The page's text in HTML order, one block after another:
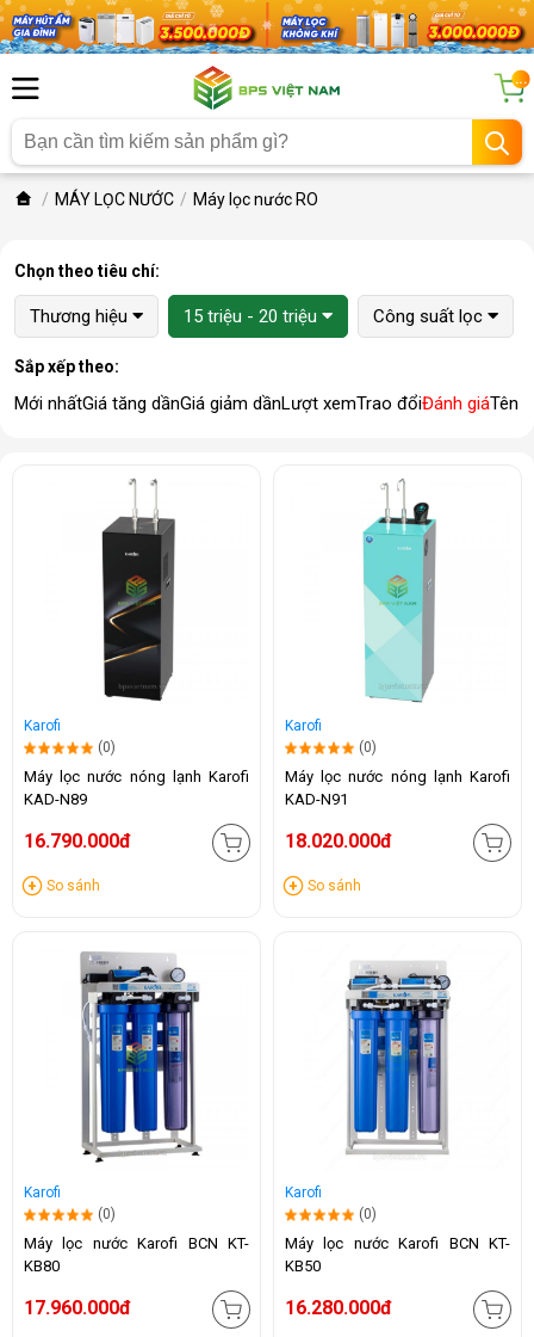
...
MÁY LỌC NƯỚC Máy lọc nước RO
Chọn theo tiêu chí:
Thương hiệu 15 triệu - 20 triệu Công suất lọc
Sắp xếp theo:
Mới nhấtGiá tăng dầnGiá giảm dầnLượt xemTrao đổiĐánh giáTên
Karofi
(0)
Máy lọc nước nóng lạnh Karofi
KAD-N89
16.790.000đ
So sánh
Karofi
(0)
Máy lọc nước nóng lạnh Karofi
KAD-N91
18.020.000đ
So sánh
Karofi
(0)
Máy lọc nước Karofi BCN KT-
KB80
17.960.000đ
Karofi
(0)
Máy lọc nước Karofi BCN KT-
KB50
16.280.000đ